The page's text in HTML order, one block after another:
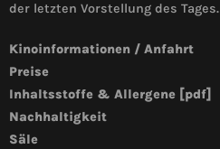
der letzten Vorstellung des Tages.
Kinoinformationen / Anfahrt
Preise
Inhaltsstoffe & Allergene [pdf]
Nachhaltigkeit
Säle